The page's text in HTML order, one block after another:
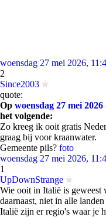
woensdag 27 mei 2026,
2
Since2003
quote:
Op woensdag 27 mei 2026
het volgende:
Zo kreeg ik ooit gratis
graag bij voor kraanwater.
Gemeente pils? foto
woensdag 27 mei 2026,
1
UpDownStrange
Wie ooit in Italië is geweest
daarnaast, niet in alle
Italië zijn er regio's waar je